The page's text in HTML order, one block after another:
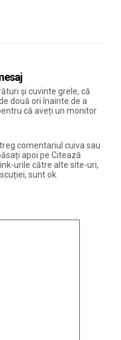
și cuvinte grele, că
două ori înainte de a
că aveți un monitor
comentariul cuiva sau
apoi pe Citează
urile către alte site-uri,
sunt ok.